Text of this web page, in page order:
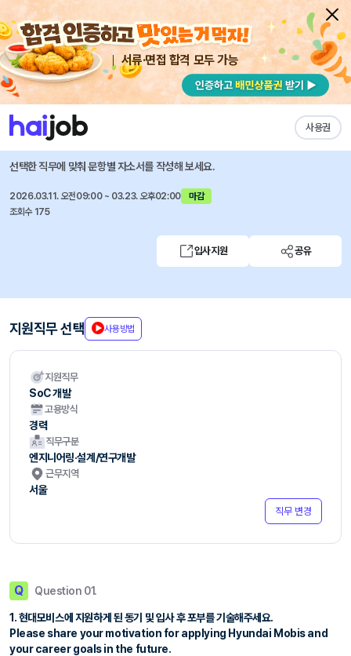
서류·면접 합격 모두 가능
사용권
채용공고 자소서 자유항목 자소서 내 작성목록
현대모비스 즐겨찾기
SoC 개발
선택한 직무에 맞춰 문항별 자소서를 작성해 보세요.
2026.03.11. 오전09:00 ~ 03.23. 오후02:00
마감
조회수 175
입사지원 공유
지원직무 선택 사용방법
지원직무
SoC 개발
고용방식
경력
직무구분
엔지니어링·설계/연구개발
근무지역
서울
직무 변경
Q Question 01.
1. 현대모비스에 지원하게 된 동기 및 입사 후 포부를 기술해주세요.
Please share your motivation for applying Hyundai Mobis and
your career goals in the future.